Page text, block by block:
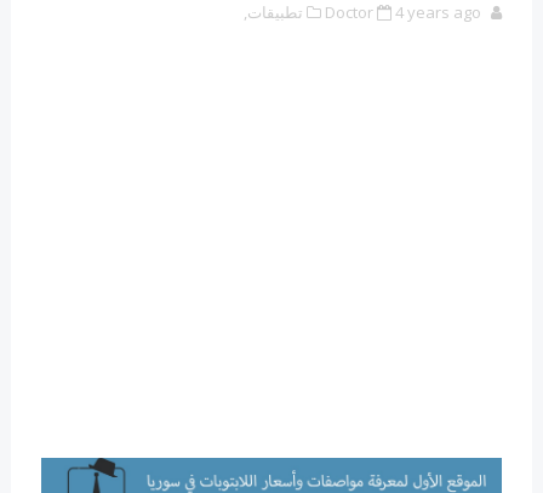
Doctor 4 years ago تطبيقات,